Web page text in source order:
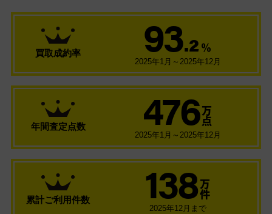
買取成約率 93.2 ％
2025年1月～2025年12月
年間査定点数 476 万
点
2025年1月～2025年12月
累計ご利用件数 138 万
件
2025年12月まで